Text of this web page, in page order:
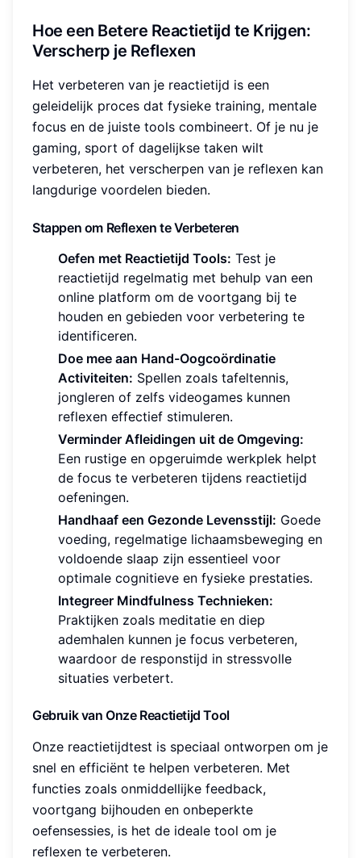
Hoe een Betere Reactietijd te Krijgen:
Verscherp je Reflexen
Het verbeteren van je reactietijd is een
geleidelijk proces dat fysieke training, mentale
focus en de juiste tools combineert. Of je nu je
gaming, sport of dagelijkse taken wilt
verbeteren, het verscherpen van je reflexen kan
langdurige voordelen bieden.
Stappen om Reflexen te Verbeteren
Oefen met Reactietijd Tools: Test je
reactietijd regelmatig met behulp van een
online platform om de voortgang bij te
houden en gebieden voor verbetering te
identificeren.
Doe mee aan Hand-Oogcoördinatie
Activiteiten: Spellen zoals tafeltennis,
jongleren of zelfs videogames kunnen
reflexen effectief stimuleren.
Verminder Afleidingen uit de Omgeving:
Een rustige en opgeruimde werkplek helpt
de focus te verbeteren tijdens reactietijd
oefeningen.
Handhaaf een Gezonde Levensstijl: Goede
voeding, regelmatige lichaamsbeweging en
voldoende slaap zijn essentieel voor
optimale cognitieve en fysieke prestaties.
Integreer Mindfulness Technieken:
Praktijken zoals meditatie en diep
ademhalen kunnen je focus verbeteren,
waardoor de responstijd in stressvolle
situaties verbetert.
Gebruik van Onze Reactietijd Tool
Onze reactietijdtest is speciaal ontworpen om je
snel en efficiënt te helpen verbeteren. Met
functies zoals onmiddellijke feedback,
voortgang bijhouden en onbeperkte
oefensessies, is het de ideale tool om je
reflexen te verbeteren.